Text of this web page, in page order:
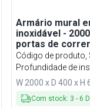
Armário mural
inoxidável -
portas de
650mm de altura
Código de produto,
Profundidade de
W 2000 x D 400 x H
Com stock: 3 - 6